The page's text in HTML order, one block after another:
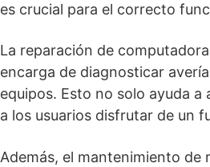
es crucial para el correcto
La reparación de
encarga de diagnosticar
equipos. Esto no solo ayuda
a los usuarios disfrutar de un
Además, el mantenimiento de